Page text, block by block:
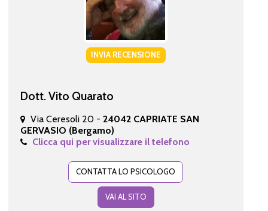
INVIA RECENSIONE
Dott. Vito Quarato
Via Ceresoli 20 - 24042 CAPRIATE SAN
GERVASIO (Bergamo)
Clicca qui per visualizzare il telefono
CONTATTA LO PSICOLOGO
VAI AL SITO